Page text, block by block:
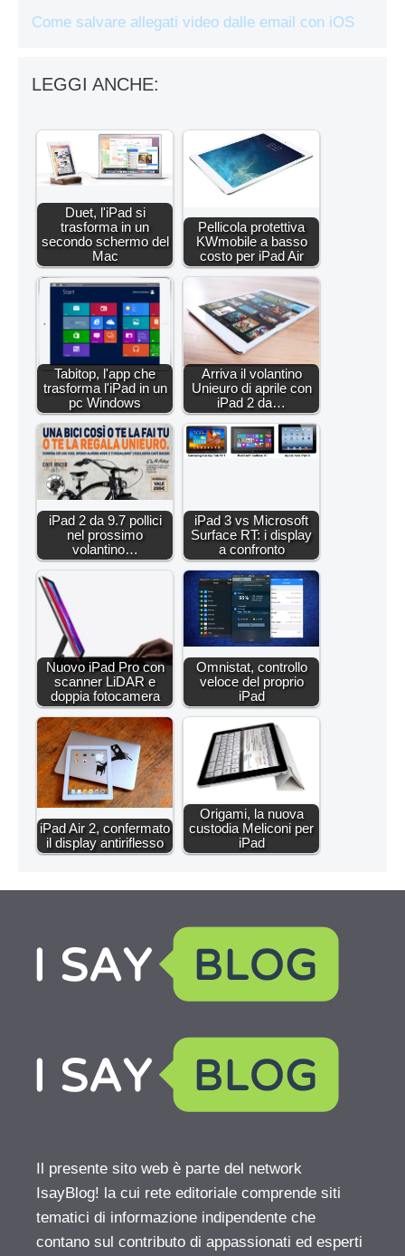
Come salvare allegati video dalle email con iOS
LEGGI ANCHE:
Duet, l'iPad si
trasforma in un
secondo schermo del
Mac
Pellicola protettiva
KWmobile a basso
costo per iPad Air
Tabitop, l'app che
trasforma l'iPad in un
pc Windows
Arriva il volantino
Unieuro di aprile con
iPad 2 da…
iPad 2 da 9.7 pollici
nel prossimo
volantino…
iPad 3 vs Microsoft
Surface RT: i display
a confronto
Nuovo iPad Pro con
scanner LiDAR e
doppia fotocamera
Omnistat, controllo
veloce del proprio
iPad
iPad Air 2, confermato
il display antiriflesso
Origami, la nuova
custodia Meliconi per
iPad
Il presente sito web è parte del network
IsayBlog! la cui rete editoriale comprende siti
tematici di informazione indipendente che
contano sul contributo di appassionati ed esperti